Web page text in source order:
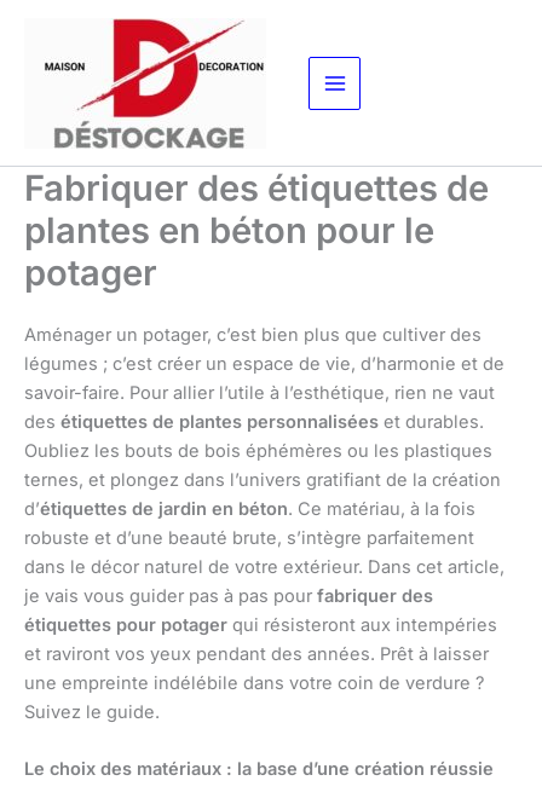
contenu
Fabriquer des étiquettes de
plantes en béton pour le
potager
Aménager un potager, c’est bien plus que cultiver des
légumes ; c’est créer un espace de vie, d’harmonie et de
savoir-faire. Pour allier l’utile à l’esthétique, rien ne vaut
des étiquettes de plantes personnalisées et durables.
Oubliez les bouts de bois éphémères ou les plastiques
ternes, et plongez dans l’univers gratifiant de la création
d’étiquettes de jardin en béton. Ce matériau, à la fois
robuste et d’une beauté brute, s’intègre parfaitement
dans le décor naturel de votre extérieur. Dans cet article,
je vais vous guider pas à pas pour fabriquer des
étiquettes pour potager qui résisteront aux intempéries
et raviront vos yeux pendant des années. Prêt à laisser
une empreinte indélébile dans votre coin de verdure ?
Suivez le guide.
Le choix des matériaux : la base d’une création réussie